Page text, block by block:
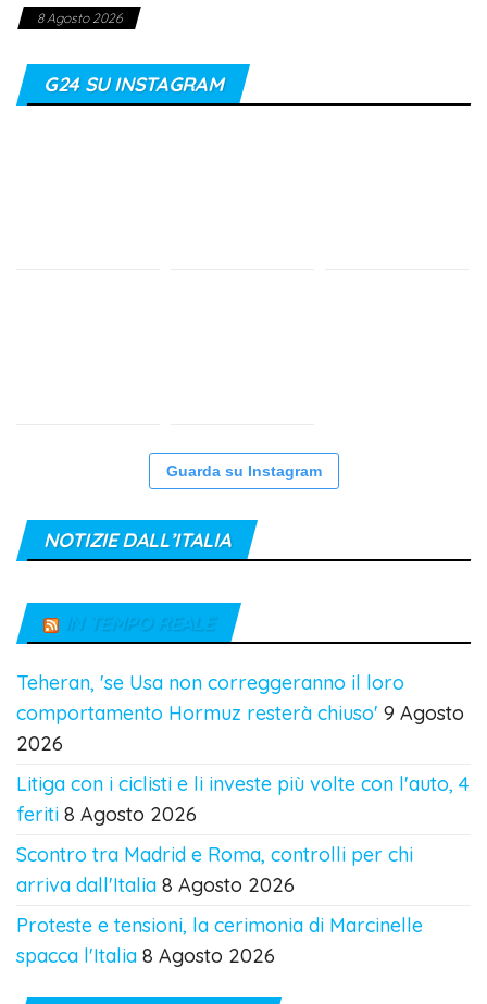
8 Agosto 2026
G24 SU INSTAGRAM
Guarda su Instagram
NOTIZIE DALL’ITALIA
IN TEMPO REALE
Teheran, 'se Usa non correggeranno il loro
comportamento Hormuz resterà chiuso' 9 Agosto
2026
Litiga con i ciclisti e li investe più volte con l'auto, 4
feriti 8 Agosto 2026
Scontro tra Madrid e Roma, controlli per chi
arriva dall'Italia 8 Agosto 2026
Proteste e tensioni, la cerimonia di Marcinelle
spacca l'Italia 8 Agosto 2026